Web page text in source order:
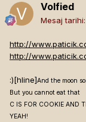
Volfied
Mesaj tarihi:
http://
http://
:)[hline]And the moon
But you cannot eat that
C IS FOR COOKIE AND
YEAH!